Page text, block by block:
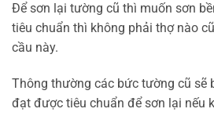
Để sơn lại tường cũ thì muốn sơn
tiêu chuẩn thì không phải thợ nào
cầu này.
Thông thường các bức tường cũ sẽ
đạt được tiêu chuẩn để sơn lại nếu